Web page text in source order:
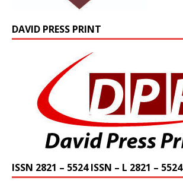
DAVID PRESS PRINT
ISSN 2821 – 5524 ISSN – L 2821 – 5524